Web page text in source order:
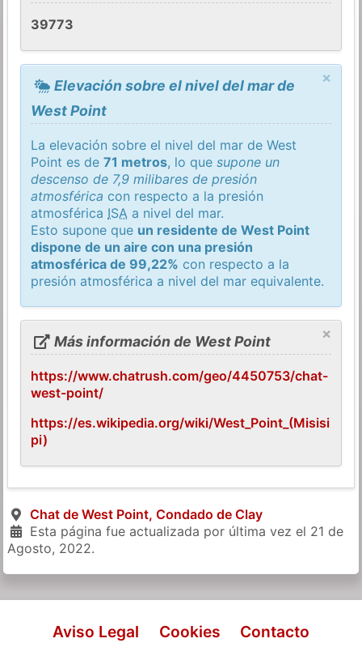
39773
×
Elevación sobre el nivel del mar de
West Point
La elevación sobre el nivel del mar de West
Point es de71 metros, lo quesupone un
descenso de 7,9 milibares de presión
atmosférica con respecto a la presión
atmosférica ISA a nivel del mar.
Esto supone que un residente de West Point
dispone de un aire con una presión
atmosférica de 99,22% con respecto a la
presión atmosférica a nivel del mar equivalente.
×
Más información de West Point
https://www.chatrush.com/geo/4450753/chat-
west-point/
https://es.wikipedia.org/wiki/West_Point_(Misisi
pi)
Chat de West Point, Condado de Clay
Esta página fue actualizada por última vez el 21 de
Agosto, 2022.
Aviso Legal Cookies Contacto